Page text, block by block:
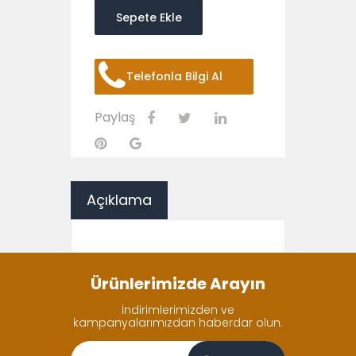
Sepete Ekle
Telefonla Bilgi Al
Paylaş
Açıklama
Ürünlerimizde Arayın
İndirimlerimizden ve
kampanyalarımızdan haberdar olun.